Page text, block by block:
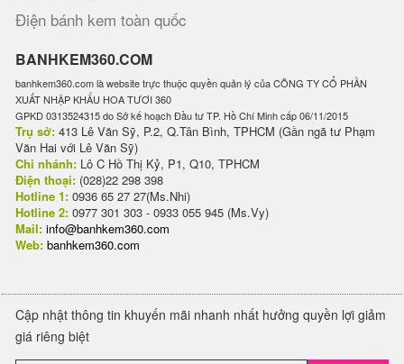
Điện bánh kem toàn quốc
BANHKEM360.COM
banhkem360.com là website trực thuộc quyền quản lý của CÔNG TY CỔ PHẦN
XUẤT NHẬP KHẨU HOA TƯƠI 360
GPKD 0313524315 do Sở kế hoạch Đầu tư TP. Hồ Chí Minh cấp 06/11/2015
Trụ sở: 413 Lê Văn Sỹ, P.2, Q.Tân Bình, TPHCM (Gần ngã tư Phạm
Văn Hai với Lê Văn Sỹ)
Chi nhánh: Lô C Hồ Thị Kỷ, P1, Q10, TPHCM
Điện thoại: (028)22 298 398
Hotline 1: 0936 65 27 27(Ms.Nhi)
Hotline 2: 0977 301 303 - 0933 055 945 (Ms.Vy)
Mail: info@banhkem360.com
Web: banhkem360.com
Cập nhật thông tin khuyến mãi nhanh nhất hưởng quyền lợi giảm
giá riêng biệt